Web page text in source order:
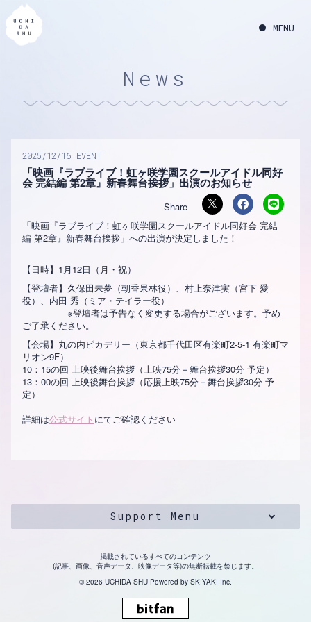
News
2025 12 16 EVENT
「映画『ラブライブ！虹ヶ咲学園スクールアイドル同好
会 完結編 第2章』新春舞台挨拶」出演のお知らせ
「映画『ラブライブ！虹ヶ咲学園スクールアイドル同好会 完結
編 第2章』新春舞台挨拶」への出演が決定しました！
【日時】1月12日（月・祝）
【登壇者】久保田未夢（朝香果林役）、村上奈津実（宮下 愛
役）、内田 秀（ミア・テイラー役）
※登壇者は予告なく変更する場合がございます。予め
ご了承ください。
【会場】丸の内ピカデリー（東京都千代田区有楽町2-5-1 有楽町マ
リオン9F）
10：15の回 上映後舞台挨拶（上映75分＋舞台挨拶30分 予定）
13：00の回 上映後舞台挨拶（応援上映75分＋舞台挨拶30分 予
定）
詳細は公式サイト にてご確認ください
Support Menu
掲載されているすべてのコンテンツ
(記事、画像、音声データ、映像データ等)の無断転載を禁じます。
© 2026 UCHIDA SHU Powered by SKIYAKI Inc.